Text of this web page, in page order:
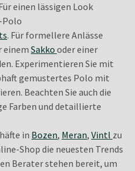
einen lässigen Look
Polo
. Für formellere Anlässe
einem Sakko oder einer
Experimentieren Sie mit
gemustertes Polo mit
Beachten Sie auch die
Farben und detaillierte
in Bozen, Meran, Vintl zu
Shop die neuesten Trends
Berater stehen bereit, um